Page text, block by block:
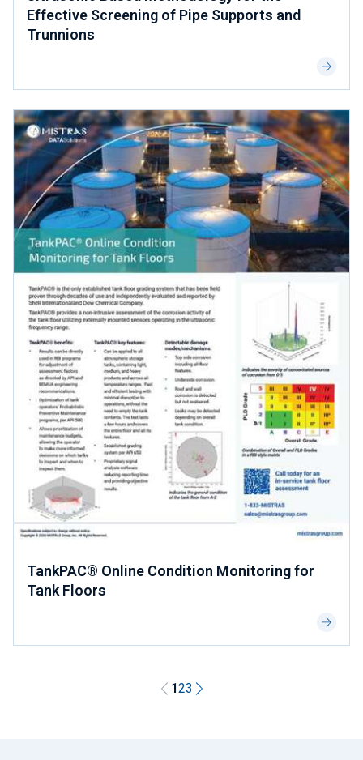
Effective Screening of Pipe Supports and
Trunnions
TankPAC® Online Condition Monitoring for
Tank Floors
123